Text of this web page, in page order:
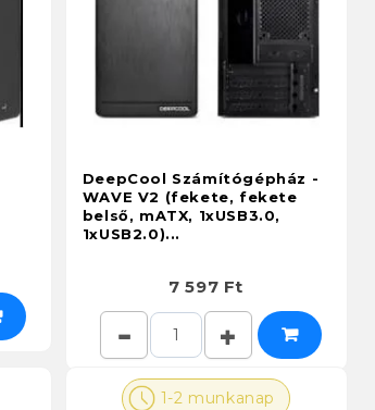
DeepCool Számítógépház -
WAVE V2 (fekete, fekete
belső, mATX, 1xUSB3.0,
1xUSB2.0)...
7 597 Ft
1-2 munkanap